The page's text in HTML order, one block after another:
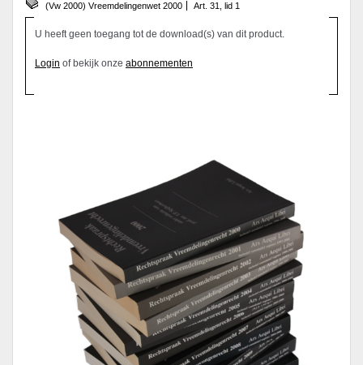
(Vw 2000) Vreemdelingenwet 2000 Art. 31, lid 1
U heeft geen toegang tot de download(s) van dit product.
Login of bekijk onze abonnementen